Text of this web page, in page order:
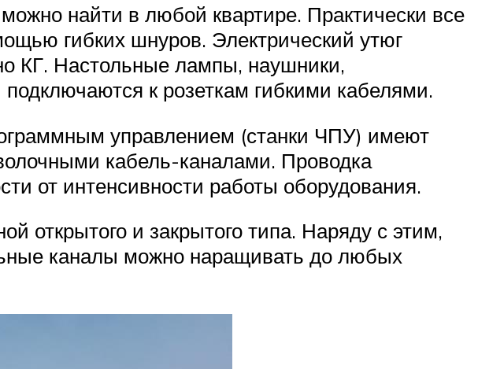
найти в любой квартире. Практически все
гибких шнуров. Электрический утюг
КГ. Настольные лампы, наушники,
к розеткам гибкими кабелями.
управлением (станки ЧПУ) имеют
кабель-каналами. Проводка
от интенсивности работы оборудования.
открытого и закрытого типа. Наряду с этим,
каналы можно наращивать до любых